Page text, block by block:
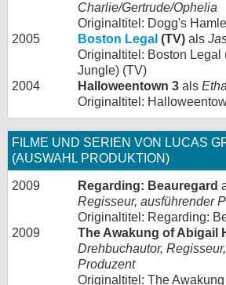
Charlie/Gertrude/Ophelia
Originaltitel: Dogg's
2005
Boston Legal (TV) als
Originaltitel: Boston Legal
Jungle) (TV)
2004
Halloweentown 3 als
Originaltitel:
FILME UND SERIEN VON LUCAS
(AUSWAHL PRODUKTION)
2009 Regarding: Beauregard
Regisseur, ausführender
Originaltitel: Regarding:
2009
The Awakung of Abigail
Drehbuchautor,
Produzent
Originaltitel: The